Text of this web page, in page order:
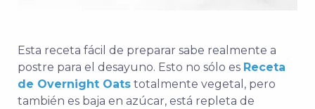
Esta receta fácil de preparar sabe realmente a
postre para el desayuno. Esto no sólo es Receta
de Overnight Oats totalmente vegetal, pero
también es baja en azúcar, está repleta de